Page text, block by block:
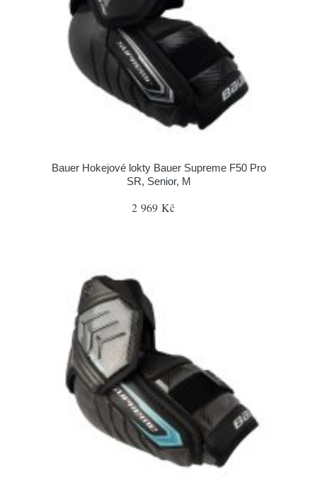
Bauer Hokejové lokty Bauer Supreme F50 Pro
SR, Senior, M
2 969 Kč